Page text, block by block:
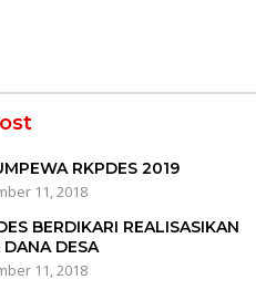
RKPDES 2019
11, 2018
BERDIKARI REALISASIKAN
DANA DESA
11, 2018